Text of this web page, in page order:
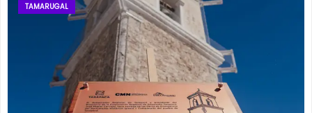
TAMARUGAL